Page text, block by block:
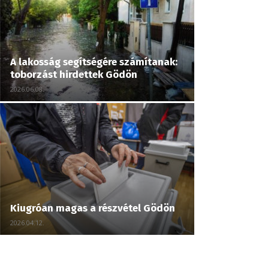
A lakosság segítségére számítanak:
toborzást hirdettek Gödön
2026.06.08.
Kiugróan magas a részvétel Gödön
2026.04.12.